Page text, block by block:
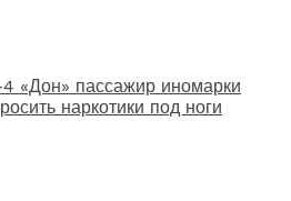
«Дон» пассажир иномарки
наркотики под ноги